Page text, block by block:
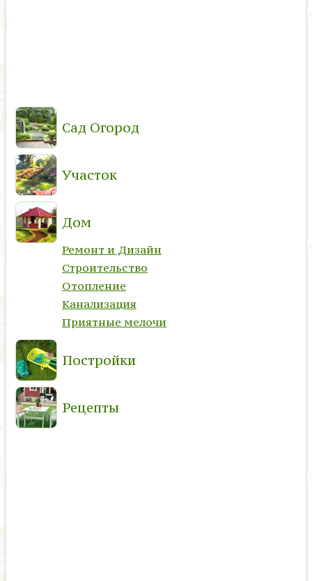
Сад Огород
Участок
Дом
Ремонт и Дизайн
Строительство
Отопление
Канализация
Приятные мелочи
Постройки
Рецепты